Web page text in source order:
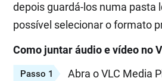
depois guardá-los numa pasta
possível selecionar o formato
Como juntar áudio e vídeo no
Passo 1
Abra o VLC Media